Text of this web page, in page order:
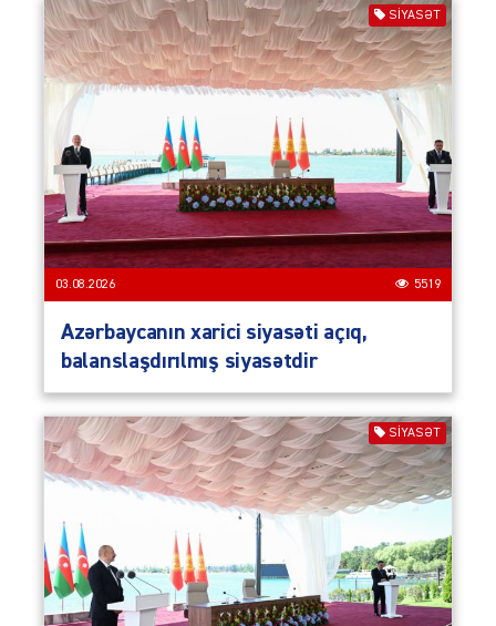
SIYASƏT
03.08.2026 5519
Azərbaycanın xarici siyasəti açıq,
balanslaşdırılmış siyasətdir
SIYASƏT